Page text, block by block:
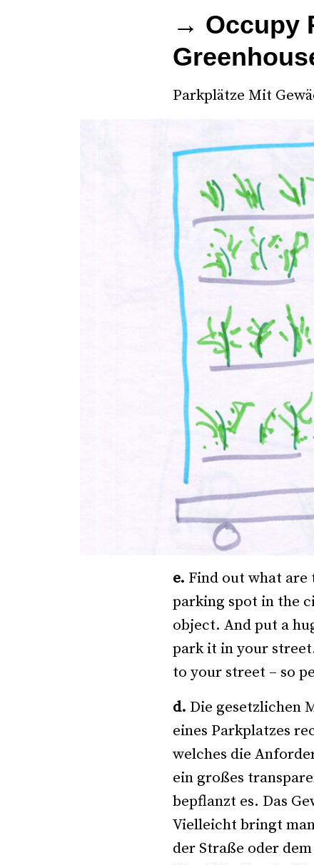
→ Occupy
Parkplätze Mit
e. Find out what
parking spot in the
object. And put a
park it in your
to your street – so
d. Die gesetzlichen
eines Parkplatzes
welches die
ein großes
bepflanzt es. Das
Vielleicht bringt
der Straße oder